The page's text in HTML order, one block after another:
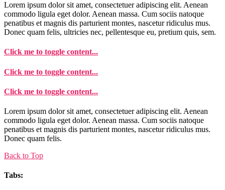
Lorem ipsum dolor sit amet, consectetuer adipiscing elit. Aenean
commodo ligula eget dolor. Aenean massa. Cum sociis natoque
penatibus et magnis dis parturient montes, nascetur ridiculus mus.
Donec quam felis, ultricies nec, pellentesque eu, pretium quis, sem.
Click me to toggle content...
Click me to toggle content...
Click me to toggle content...
Lorem ipsum dolor sit amet, consectetuer adipiscing elit. Aenean
commodo ligula eget dolor. Aenean massa. Cum sociis natoque
penatibus et magnis dis parturient montes, nascetur ridiculus mus.
Donec quam felis.
Back to Top
Tabs: